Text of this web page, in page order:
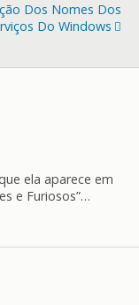
Dos Nomes Dos
Do Windows
ela aparece em
e Furiosos”…